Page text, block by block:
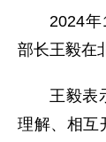
2024
部长王毅在
王毅表
理解、相互